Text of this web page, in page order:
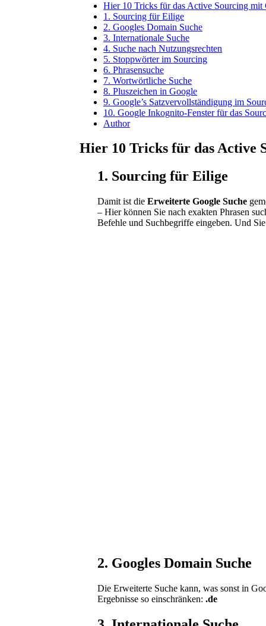
Hier 10 Tricks für das Active Sourcing mit
1. Sourcing für Eilige
2. Googles Domain Suche
3. Internationale Suche
4. Suche nach Nutzungsrechten
5. Stoppwörter im Sourcing
6. Phrasensuche
7. Wortwörtliche Suche
8. Pluszeichen in Google
9. Google’s Satzvervollständigung im
10. Google Inkognito-Fenster für das
Author
Hier 10 Tricks für das Active
1. Sourcing für Eilige
Damit ist die Erweiterte Google Suche
– Hier können Sie nach exakten Phrasen
Befehle und Suchbegriffe eingeben. Und
2. Googles Domain Suche
Die Erweiterte Suche kann, was sonst in
Ergebnisse so einschränken: .de